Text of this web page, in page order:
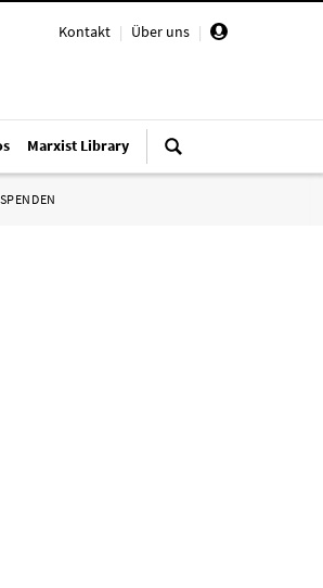
Kontakt | Über uns |
Marxist Library
SPENDEN